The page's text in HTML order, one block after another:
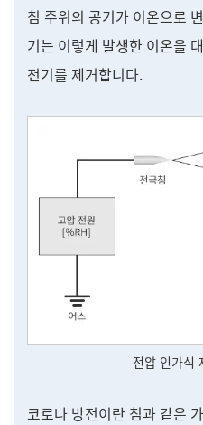
침 주위의 공기가 이온으로
기는 이렇게 발생한 이온을
전기를 제거합니다.
전압 인가식
코로나 방전이란 침과 같은